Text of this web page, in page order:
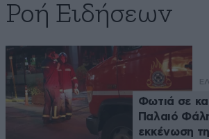
Ροή Ειδήσεων
Φωτιά σε
Παλαιό
εκκένωση